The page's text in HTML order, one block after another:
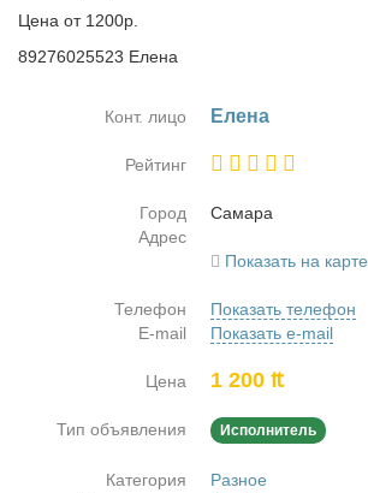
Цена от 1200р.
89276025523 Елена
Конт. лицо Еле­на
Рейтинг
Город
Са­ма­ра
Адрес
Показать на карте
Телефон
Показать телефон
E-mail
Показать e-mail
Цена 1 200 ₶
Тип объявления Исполнитель
Категория
Разное